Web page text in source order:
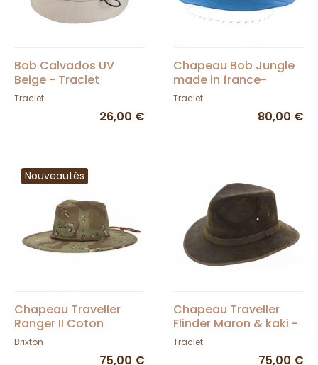
Bob Calvados UV
Beige - Traclet
Traclet
26,00 €
Chapeau Bob Jungle
made in france-
Crambes
Traclet
80,00 €
Nouveautés
Chapeau Traveller
Ranger II Coton
Camouflage - Brixton
Brixton
75,00 €
Chapeau Traveller
Flinder Maron & kaki -
Traclet
Traclet
75,00 €